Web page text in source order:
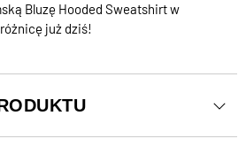
Bluzę Hooded Sweatshirt w
już dziś!